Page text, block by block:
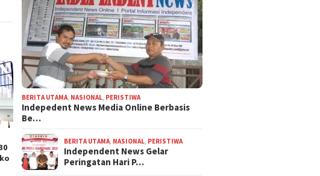
BERITA UTAMA NASIONAL PERISTIWA
Indepedent News Media Online Berbasis
Be…
BERITA UTAMA NASIONAL PERISTIWA
Independent News Gelar
Peringatan Hari P…